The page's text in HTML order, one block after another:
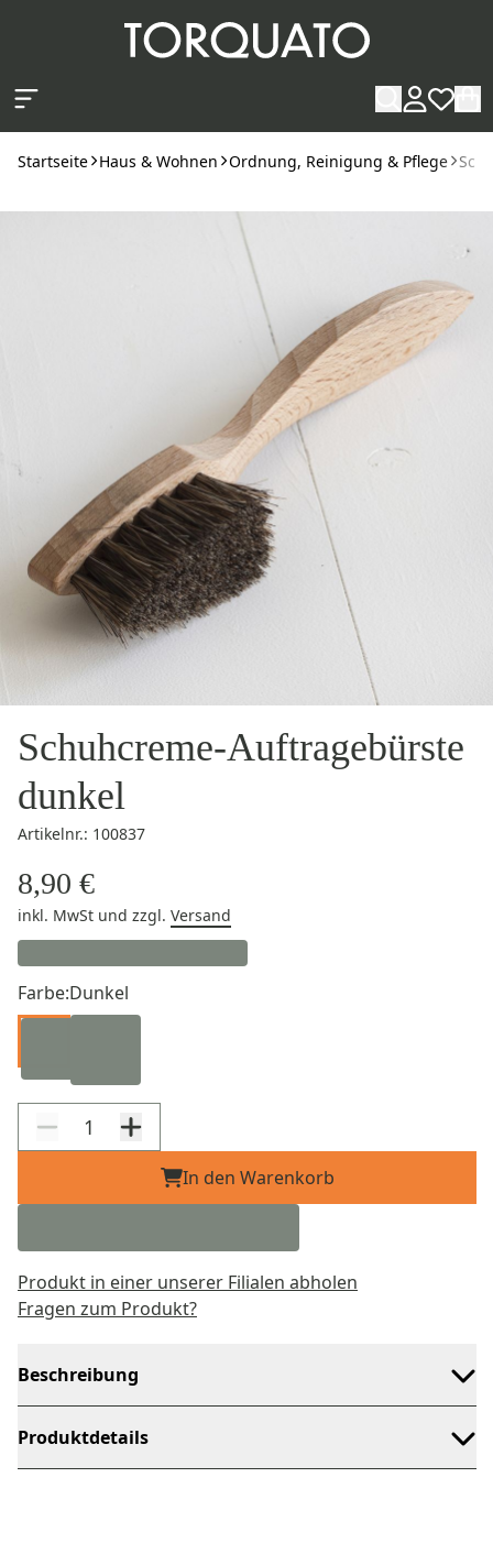
Startseite Haus & Wohnen Ordnung, Reinigung & Pflege
Schuhcreme-Auftragebürste
dunkel
Artikelnr.: 100837
8,90 €
inkl. MwSt und zzgl. Versand
Farbe:Dunkel
In den Warenkorb
Produkt in einer unserer Filialen abholen
Fragen zum Produkt?
Beschreibung
Produktdetails